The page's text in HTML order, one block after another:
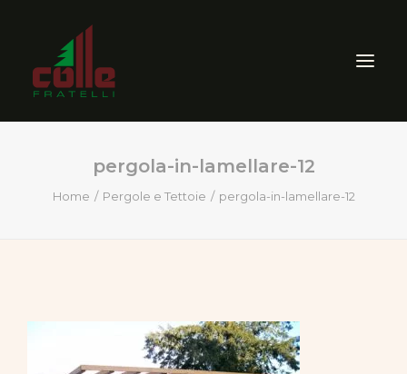
AZIENDA
LEGNO
pergola-in-lamellare-12
Home Pergole e Tettoie pergola-in-lamellare-12